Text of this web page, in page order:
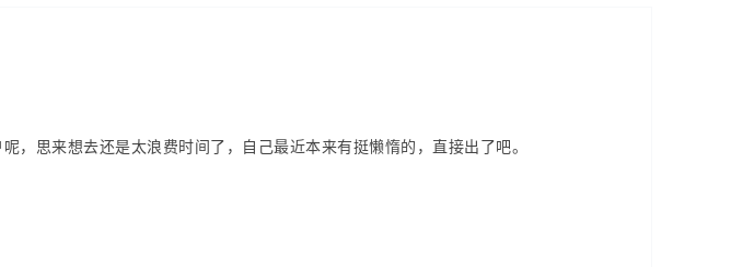
，思来想去还是太浪费时间了，自己最近本来有挺懒惰的，直接出了吧。